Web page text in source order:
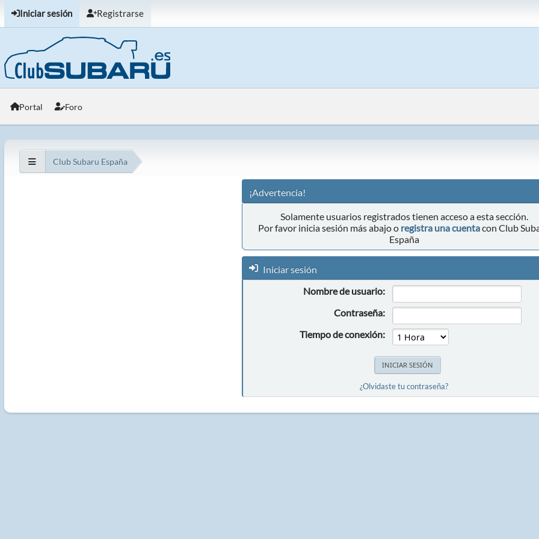
Iniciar sesión Registrarse
Portal Foro
Club Subaru España
¡Advertencia!
Solamente usuarios registrados tienen acceso a esta sección.
Por favor inicia sesión más abajo o registra una cuentacon Club
España
Iniciar sesión
Nombre de usuario:
Contraseña:
Tiempo de conexión:
¿Olvidaste tu contraseña?